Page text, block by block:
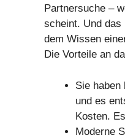
Partnersuche –
scheint. Und das
dem Wissen
Die Vorteile an
Sie
und es
Kosten.
Moderne